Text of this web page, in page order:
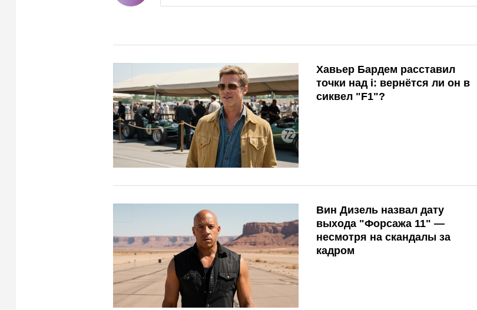
Хавьер Бардем расставил
точки над i: вернётся ли он в
сиквел "F1"?
Вин Дизель назвал дату
выхода "Форсажа 11" —
несмотря на скандалы за
кадром